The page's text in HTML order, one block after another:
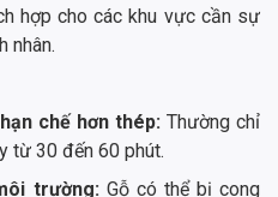
hợp cho các khu vực cần sự
nhân.
chế hơn thép: Thường chỉ
từ 30 đến 60 phút.
trường:Gỗ có thể bị cong